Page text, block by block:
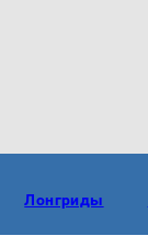
Лонгриды